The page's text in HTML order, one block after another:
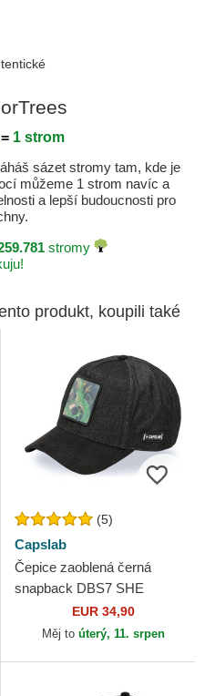
= 1 strom
sázet stromy tam, kde je
můžeme 1 strom navíc a
a lepší budoucnosti pro
stromy
produkt, koupili také
(5)
Capslab
Čepice zaoblená černá
snapback DBS7 SHE
Shenron Dragon Ball Capslab
EUR 34,90
Měj to úterý, 11. srpen